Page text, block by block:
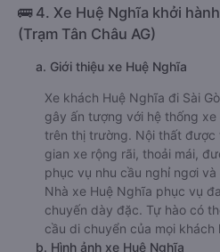
🚌 4. Xe Huệ Nghĩa khởi
(Trạm Tân Châu AG)
a. Giới thiệu xe Huệ Nghĩa
Xe khách Huệ Nghĩa đi Sài
gây ấn tượng với hệ thống
trên thị trường. Nội thất được
gian xe rộng rãi, thoải mái,
phục vụ nhu cầu nghỉ ngơi
Nhà xe Huệ Nghĩa phục vụ
chuyến dày đặc. Tự hào có
cầu di chuyển của mọi
b. Hình ảnh xe Huệ Nghĩa